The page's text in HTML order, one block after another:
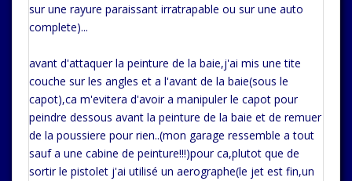
sur une rayure paraissant irratrapable ou sur une auto
complete)...
avant d'attaquer la peinture de la baie,j'ai mis une tite
couche sur les angles et a l'avant de la baie(sous le
capot),ca m'evitera d'avoir a manipuler le capot pour
peindre dessous avant la peinture de la baie et de remuer
de la poussiere pour rien..(mon garage ressemble a tout
sauf a une cabine de peinture!!!)pour ca,plutot que de
sortir le pistolet j'ai utilisé un aerographe(le jet est fin,un